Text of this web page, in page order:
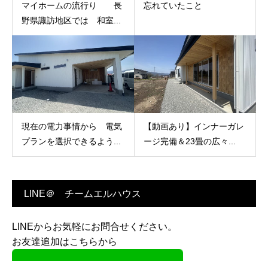
マイホームの流行り 長
野県諏訪地区では 和室...
忘れていたこと
現在の電力事情から 電気
プランを選択できるよう...
【動画あり】インナーガレ
ージ完備＆23畳の広々...
LINE＠ チームエルハウス
LINEからお気軽にお問合せください。
お友達追加はこちらから